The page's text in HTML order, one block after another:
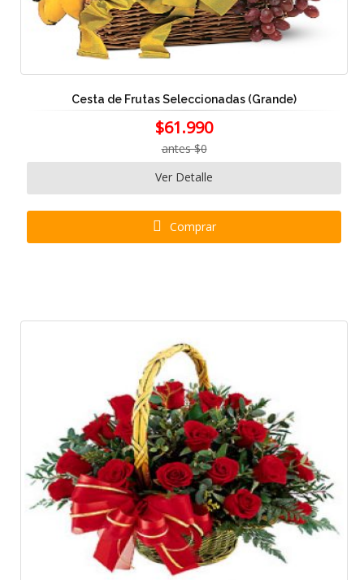
Cesta de Frutas Seleccionadas (Grande)
$61.990
antes $0
Ver Detalle
Comprar